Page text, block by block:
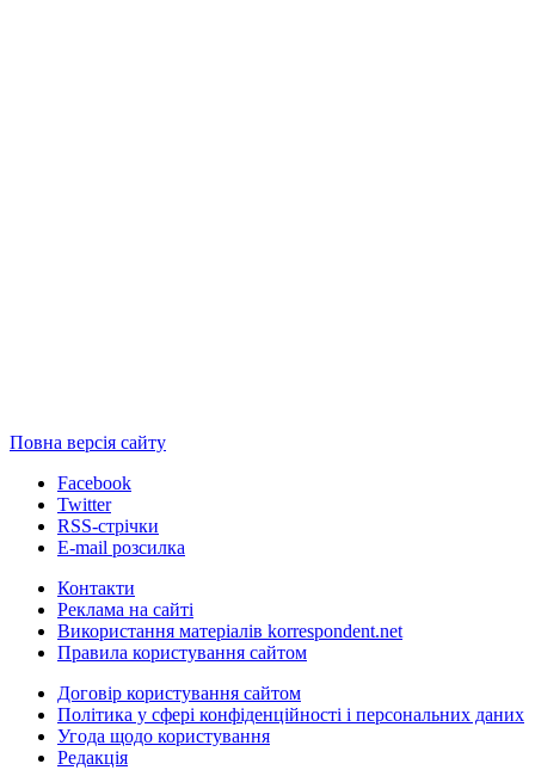
Повна версія сайту
Facebook
Twitter
RSS-стрічки
E-mail розсилка
Контакти
Реклама на сайті
Використання матеріалів korrespondent.net
Правила користування сайтом
Договір користування сайтом
Політика у сфері конфіденційності і персональних даних
Угода щодо користування
Редакція